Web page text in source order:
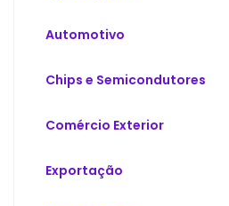
Automotivo
Chips e Semicondutores
Comércio Exterior
Exportação